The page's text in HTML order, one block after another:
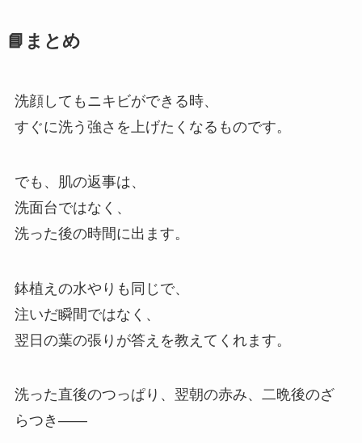
📘まとめ
洗顔してもニキビができる時、
すぐに洗う強さを上げたくなるものです。
でも、肌の返事は、
洗面台ではなく、
洗った後の時間に出ます。
鉢植えの水やりも同じで、
注いだ瞬間ではなく、
翌日の葉の張りが答えを教えてくれます。
洗った直後のつっぱり、翌朝の赤み、二晩後のざ
らつき——